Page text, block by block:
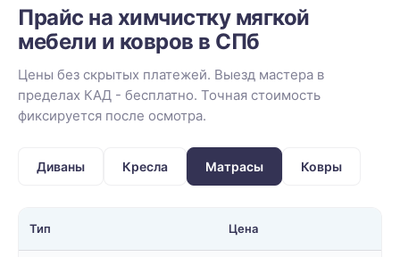
Прайс на химчистку мягкой
мебели и ковров в СПб
Цены без скрытых платежей. Выезд мастера в
пределах КАД - бесплатно. Точная стоимость
фиксируется после осмотра.
Диваны Кресла Матрасы Ковры
Тип Цена